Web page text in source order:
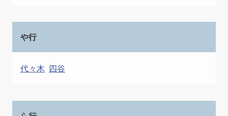
や行
代々木 四谷